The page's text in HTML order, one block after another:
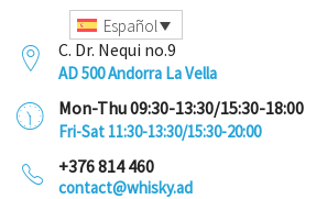
Español
C. Dr. Nequi no.9
AD 500 Andorra La Vella
Mon-Thu 09:30-13:30/15:30-18:00
Fri-Sat 11:30-13:30/15:30-20:00
+376 814 460
contact@whisky.ad